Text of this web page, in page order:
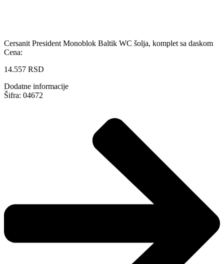
Cersanit President Monoblok Baltik WC šolja, komplet sa daskom
Cena:
14.557 RSD
Dodatne informacije
Šifra: 04672